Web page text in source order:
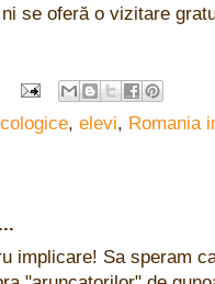
se oferă o vizitare
, elevi, Romania
implicare! Sa speram